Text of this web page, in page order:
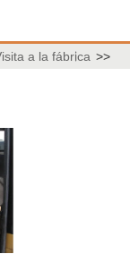
a la fábrica >>